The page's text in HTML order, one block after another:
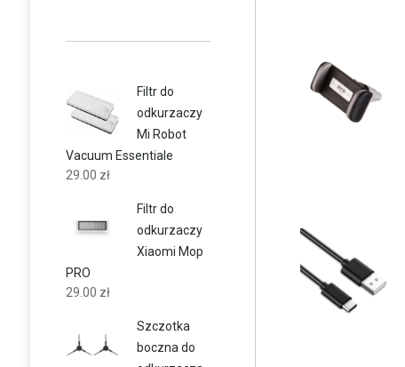
Filtr do
odkurzaczy
Mi Robot
Vacuum Essentiale
29.00 zł
Filtr do
odkurzaczy
Xiaomi Mop
PRO
29.00 zł
Szczotka
boczna do